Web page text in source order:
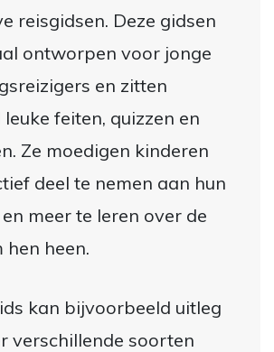
reisgidsen. Deze gidsen
ontworpen voor jonge
en zitten
feiten, quizzen en
Ze moedigen kinderen
deel te nemen aan hun
meer te leren over de
heen.
kan bijvoorbeeld uitleg
verschillende soorten